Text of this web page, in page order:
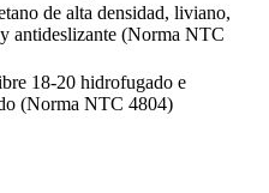
de alta densidad, liviano,
antideslizante (Norma NTC
18-20 hidrofugado e
(Norma NTC 4804)